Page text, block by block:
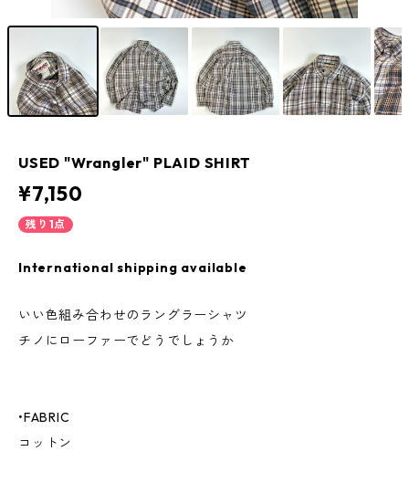
USED "Wrangler" PLAID SHIRT
¥7,150
残り1点
International shipping available
いい色組み合わせのラングラーシャツ
チノにローファーでどうでしょうか
•FABRIC
コットン